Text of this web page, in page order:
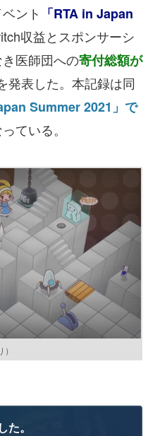
ント 「RTA in Japan
収益とスポンサーシ
医師団への寄付総額が
発表した。本記録は同
Summer 2021」で
ている。
）
。